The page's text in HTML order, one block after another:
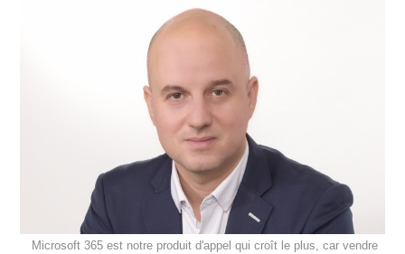
Microsoft 365 est notre produit d'appel qui croît le plus, car vendre